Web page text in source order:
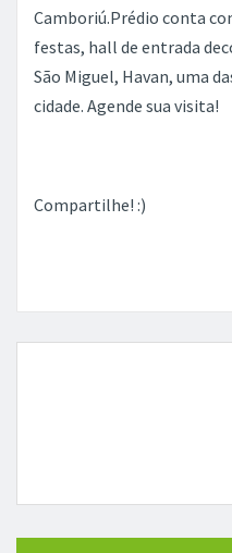
Camboriú.Prédio conta
festas, hall de entrada
São Miguel, Havan, uma
cidade. Agende sua visita!
Compartilhe! :)